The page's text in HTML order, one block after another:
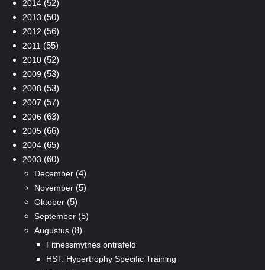
2014(52)
2013 (50)
2012 (56)
2011 (55)
2010(52)
2009 (53)
2008 (53)
2007 (57)
2006 (63)
2005(66)
2004(65)
2003 (60)
December(4)
November(5)
Oktober(5)
September(5)
Augustus(8)
Fitnessmythes ontrafeld
HST: Hypertrophy Specific Training